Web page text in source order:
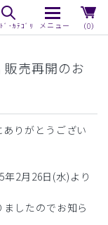
（0）
販売再開のお
りがとうござい
2月26日(水)より
したのでお知ら